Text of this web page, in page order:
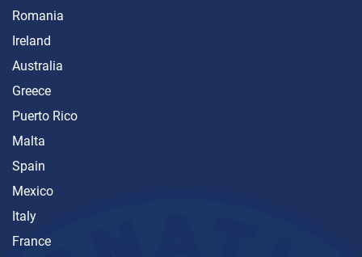
Romania
Ireland
Australia
Greece
Puerto Rico
Malta
Spain
Mexico
Italy
France